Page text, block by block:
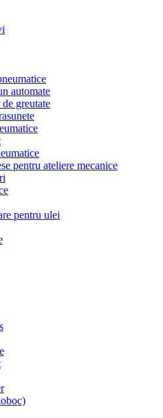
automate
greutate
pentru ateliere mecanice
pentru ulei